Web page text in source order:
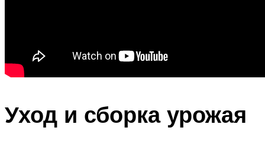
Уход и сборка урожая